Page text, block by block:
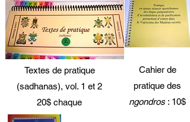
Textes de pratique
(sadhanas), vol. 1 et 2
20$ chaque
Cahier de
pratique des
ngondros : 10$